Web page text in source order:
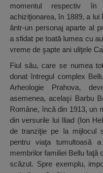
momentul respectiv
achiziţionarea, în 1889, a lui
ântr-un personaj aparte al
a sfidat pe toată lumea cu
vreme de şapte ani uliţele
Fiul său, care se numea
donat întregul complex
Arheologie Prahova,
asemenea, acelaşi Barbu
Române, încă din 1913, un
din versurile lui Iliad (Ion
de tranziţie pe la mijlocul
pentru viaţa tumultoasă
membrilor familiei Bellu faţă
scăzut. Spre exemplu,